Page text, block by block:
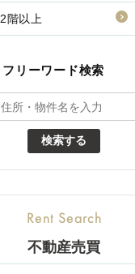
2階以上
フリーワード検索
不動産売買